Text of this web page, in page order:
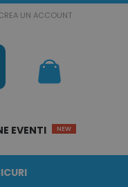
UN ACCOUNT
EVENTI NEW